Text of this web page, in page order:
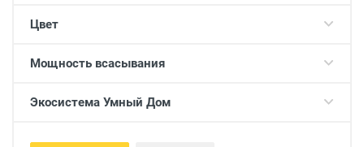
Цвет
Мощность всасывания
Экосистема Умный Дом